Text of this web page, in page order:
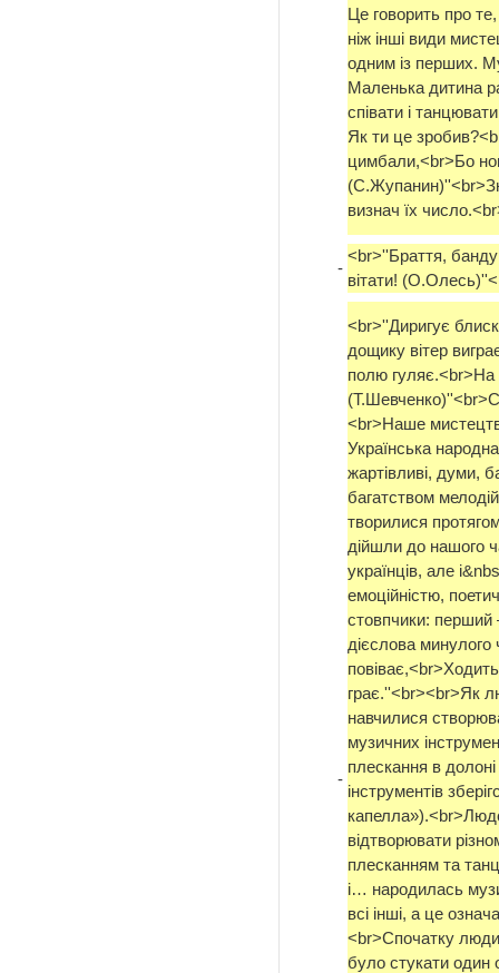
Це говорить про
ніж інші види
одним із перших.
Маленька дитина
співати і
Як ти це
цимбали,<br>Бо
визнач їх
-
<br>''Браття,
вітати!
-
<br>''Диригує
дощику вітер
полю гуляє.<br>На
<br>Наше
Українська народна
жартівливі, думи,
багатством
творилися
дійшли до нашого
українців, але
емоційністю,
стовпчики: перший
дієслова минулого
грає.''<br><br>Як
навчилися
музичних
плескання в
інструментів
відтворювати
плесканням та
і… народилась
всі інші, а це
<br>Спочатку
було стукати один